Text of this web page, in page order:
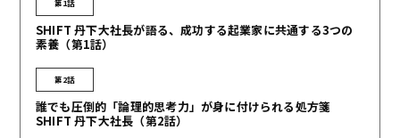
第1話
SHIFT 丹下大社長が語る、成功する起業家に共通する3つの
素養（第1話）
第2話
誰でも圧倒的「論理的思考力」が身に付けられる処方箋
SHIFT 丹下大社長（第2話）